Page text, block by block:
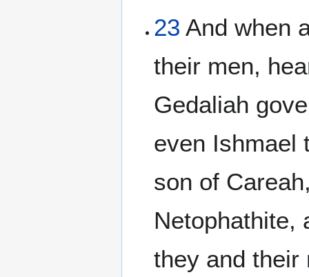
23 And when
their men,
Gedaliah
even Ishmael
son of
Netophathite,
they and their